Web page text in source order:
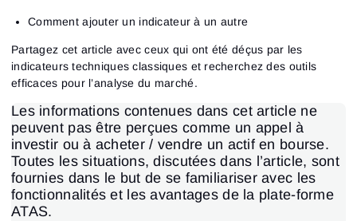
Comment ajouter un indicateur à un autre
Partagez cet article avec ceux qui ont été déçus par les
indicateurs techniques classiques et recherchez des outils
efficaces pour l’analyse du marché.
Les informations contenues dans cet article ne
peuvent pas être perçues comme un appel à
investir ou à acheter / vendre un actif en bourse.
Toutes les situations, discutées dans l’article, sont
fournies dans le but de se familiariser avec les
fonctionnalités et les avantages de la plate-forme
ATAS.